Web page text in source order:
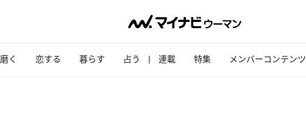
磨く 恋する 暮らす 占う 連載 特集 メンバーコンテンツ